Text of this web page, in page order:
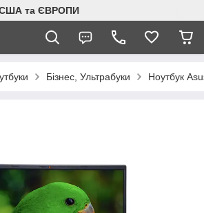
США та ЄВРОПИ
Бізнес, Ультрабуки Ноутбук